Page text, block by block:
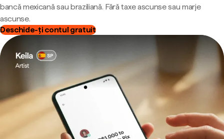
bancă mexicană sau braziliană. Fără taxe ascunse sau marje
ascunse.
Deschide-ți contul gratuit